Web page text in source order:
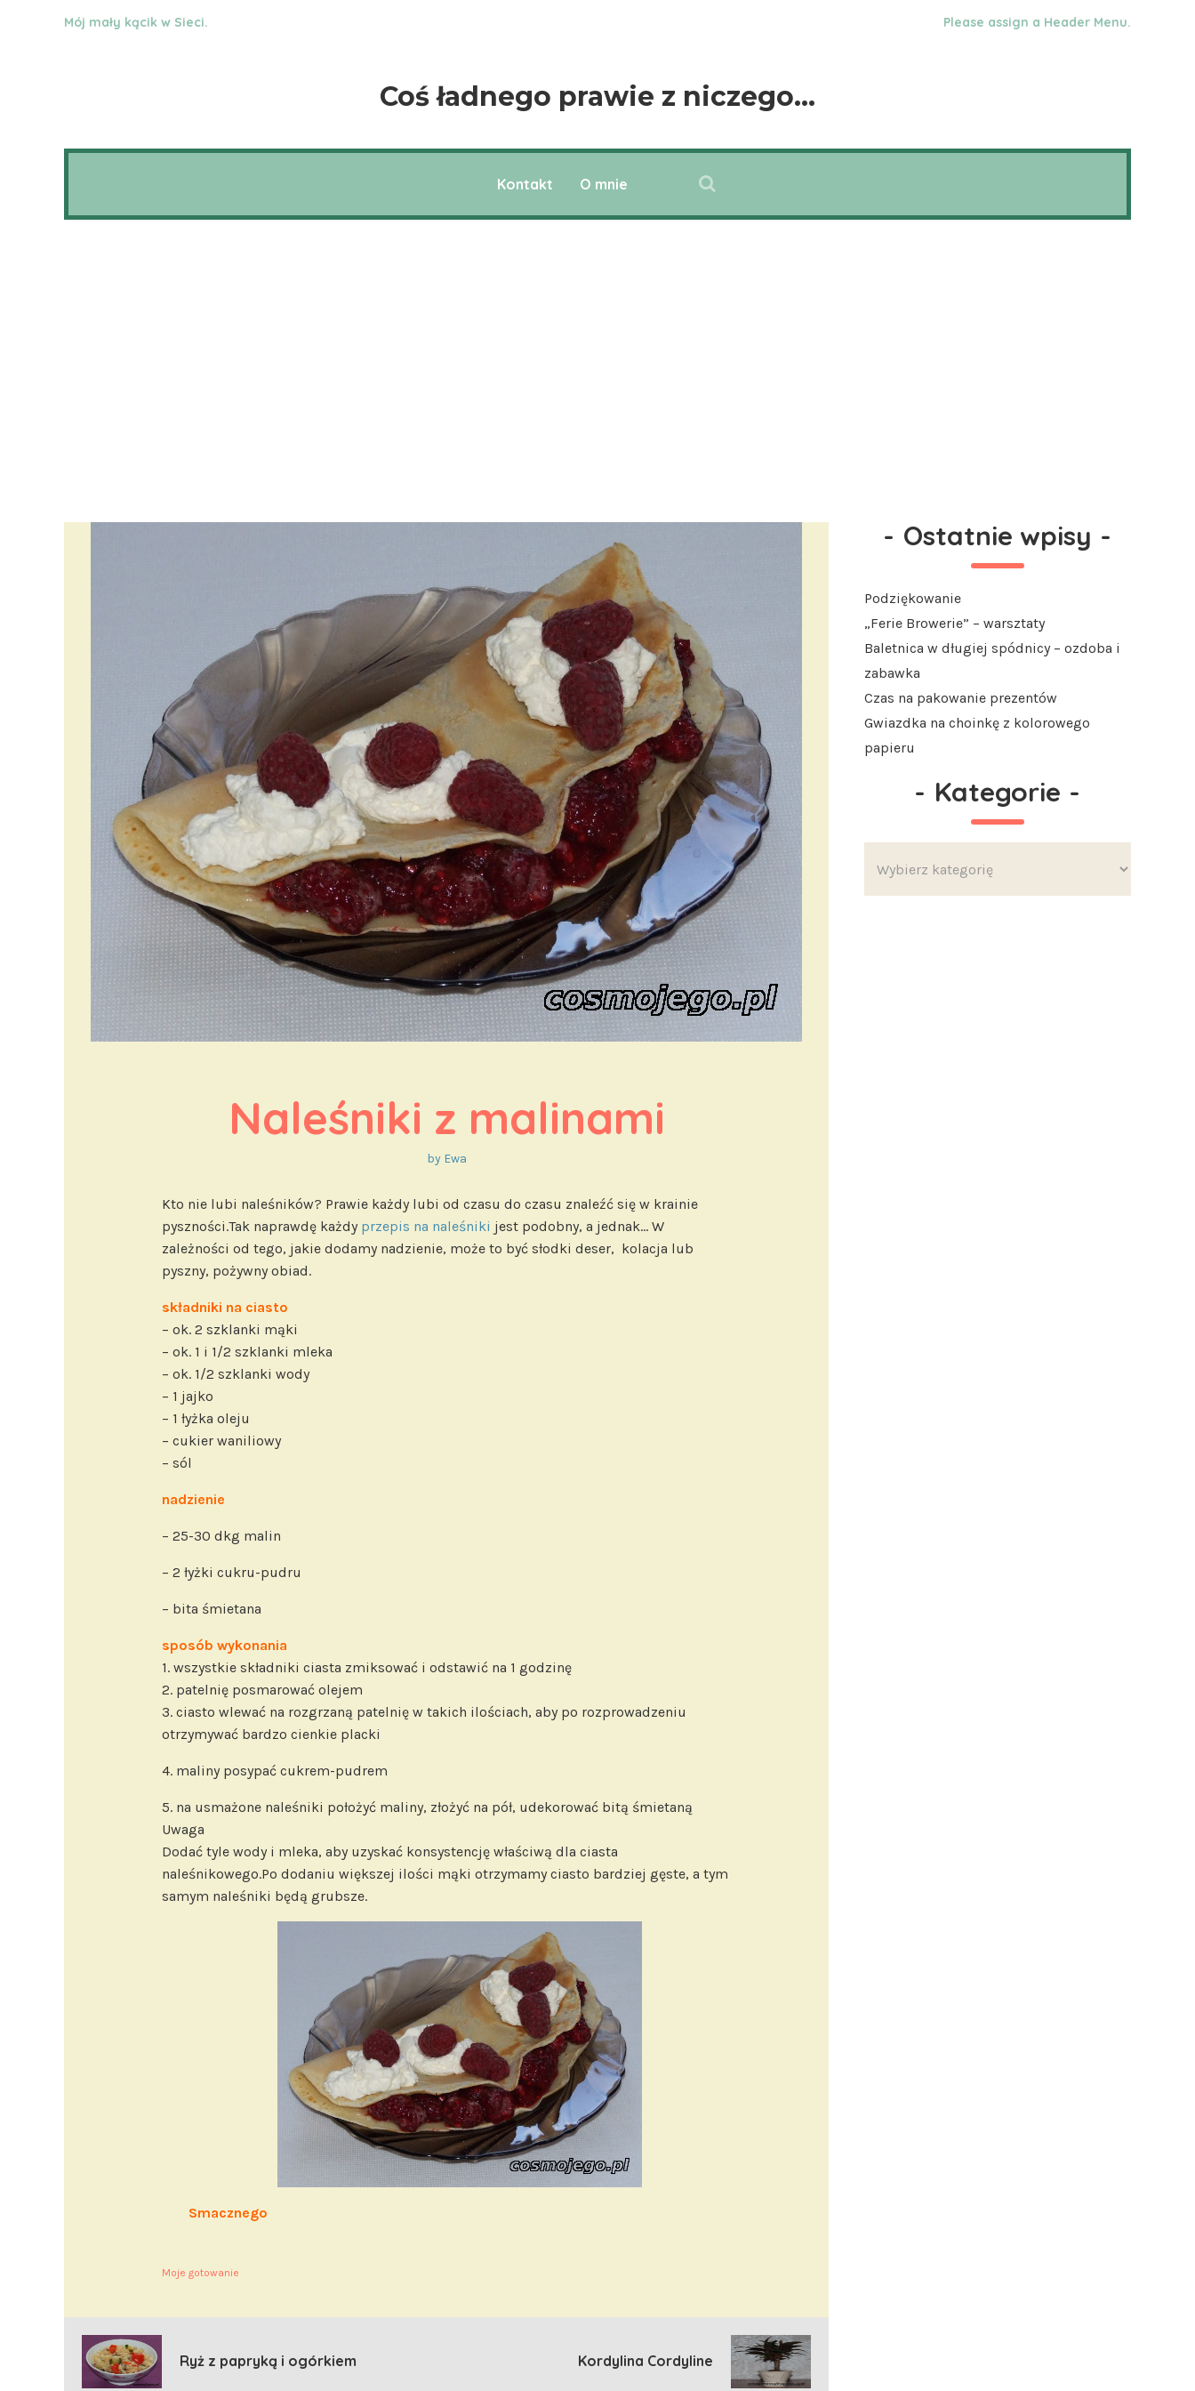
Mój mały kącik w Sieci. Please assign a Header Menu.
Coś ładnego prawie z niczego…
Kontakt O mnie
Naleśniki z malinami
by Ewa
Kto nie lubi naleśników? Prawie każdy lubi od czasu do czasu znaleźć się w krainie
pyszności.Tak naprawdę każdy przepis na naleśniki jest podobny, a jednak… W
zależności od tego, jakie dodamy nadzienie, może to być słodki deser, kolacja lub
pyszny, pożywny obiad.
składniki na ciasto
– ok. 2 szklanki mąki
– ok. 1 i 1/2 szklanki mleka
– ok. 1/2 szklanki wody
– 1 jajko
– 1 łyżka oleju
– cukier waniliowy
– sól
nadzienie
– 25-30 dkg malin
– 2 łyżki cukru-pudru
– bita śmietana
sposób wykonania
1. wszystkie składniki ciasta zmiksować i odstawić na 1 godzinę
2. patelnię posmarować olejem
3. ciasto wlewać na rozgrzaną patelnię w takich ilościach, aby po rozprowadzeniu
otrzymywać bardzo cienkie placki
4. maliny posypać cukrem-pudrem
5. na usmażone naleśniki położyć maliny, złożyć na pół, udekorować bitą śmietaną
Uwaga
Dodać tyle wody i mleka, aby uzyskać konsystencję właściwą dla ciasta
naleśnikowego.Po dodaniu większej ilości mąki otrzymamy ciasto bardziej gęste, a tym
samym naleśniki będą grubsze.
Smacznego
Moje gotowanie
Ryż z papryką i ogórkiem Kordylina Cordyline
- Ostatnie wpisy -
Podziękowanie
„Ferie Browerie” – warsztaty
Baletnica w długiej spódnicy – ozdoba i
zabawka
Czas na pakowanie prezentów
Gwiazdka na choinkę z kolorowego
papieru
- Kategorie -